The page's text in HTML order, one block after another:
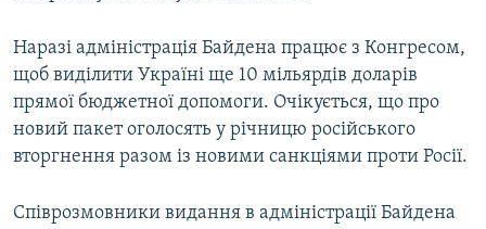
Наразі адміністрація Байдена працює з Конгресом,
щоб виділити Україні ще 10 мільярдів доларів
прямої бюджетної допомоги. Очікується, що про
новий пакет оголосять у річницю російського
вторгнення разом із новими санкціями проти Росії.
Співрозмовники видання в адміністрації Байдена